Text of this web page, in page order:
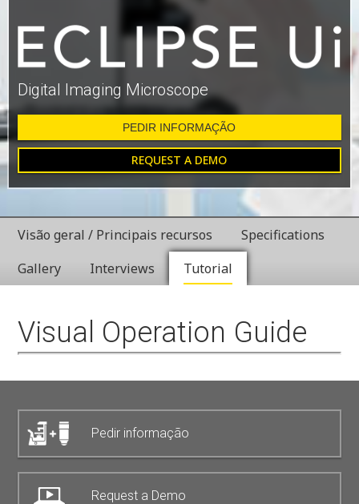
Digital Imaging Microscope
PEDIR INFORMAÇÃO
REQUEST A DEMO
Visão geral / Principais recursos
Specifications
Gallery
Interviews Tutorial
Visual Operation Guide
Pedir informação
Request a Demo